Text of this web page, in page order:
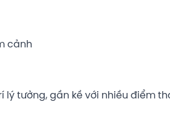
cảnh
lý tưởng, gần kề với nhiều điểm